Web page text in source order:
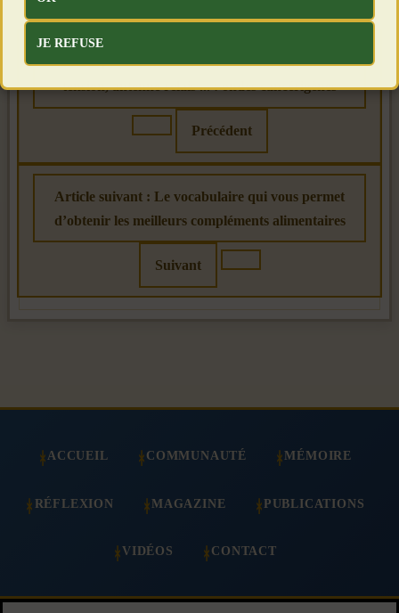
Article précédent : 3G, 4G, 5G, wifi, ligne haute
tension, antenne relais ... : ondes cancérigènes
Précédent
Article suivant : Le vocabulaire qui vous permet
d’obtenir les meilleurs compléments alimentaires
Suivant
ACCUEIL COMMUNAUTÉ MÉMOIRE
RÉFLEXION MAGAZINE PUBLICATIONS
VIDÉOS CONTACT
JE REFUSE